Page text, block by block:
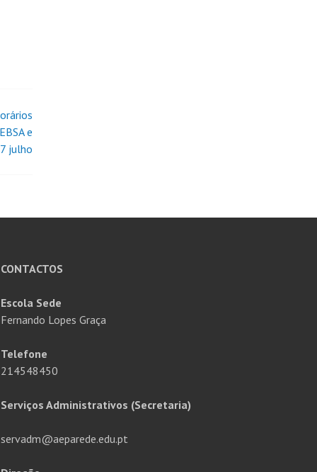
e
julho
CONTACTOS
Escola Sede
Fernando Lopes Graça
Telefone
214548450
Serviços Administrativos (Secretaria)
servadm@aeparede.edu.pt